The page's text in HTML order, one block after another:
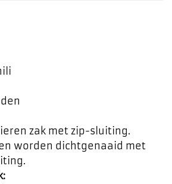
zak met zip-sluiting.
worden dichtgenaaid met